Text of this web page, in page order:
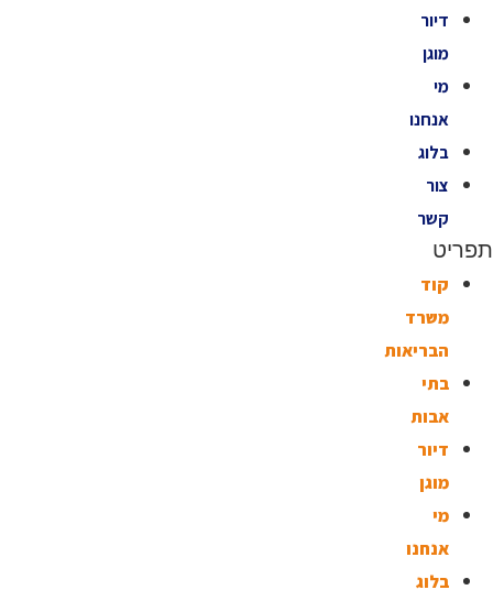
דיור
מוגן
מי
אנחנו
בלוג
צור
קשר
תפריט
קוד
משרד
הבריאות
בתי
אבות
דיור
מוגן
מי
אנחנו
בלוג